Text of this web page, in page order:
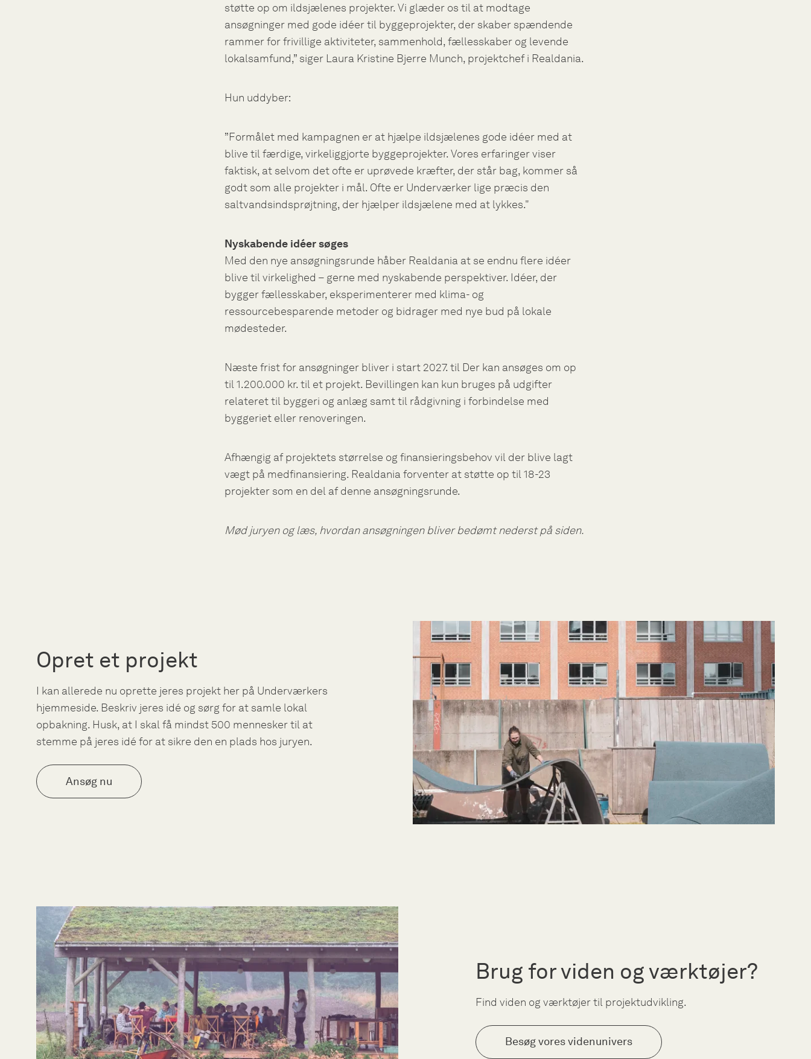
støtte op om ildsjælenes projekter. Vi glæder os til at modtage
ansøgninger med gode idéer til byggeprojekter, der skaber spændende
rammer for frivillige aktiviteter, sammenhold, fællesskaber og levende
lokalsamfund,” siger Laura Kristine Bjerre Munch, projektchef i Realdania.
Hun uddyber:
”Formålet med kampagnen er at hjælpe ildsjælenes gode idéer med at
blive til færdige, virkeliggjorte byggeprojekter. Vores erfaringer viser
faktisk, at selvom det ofte er uprøvede kræfter, der står bag, kommer så
godt som alle projekter i mål. Ofte er Underværker lige præcis den
saltvandsindsprøjtning, der hjælper ildsjælene med at lykkes."
Nyskabende idéer søges
Med den nye ansøgningsrunde håber Realdania at se endnu flere idéer
blive til virkelighed – gerne med nyskabende perspektiver. Idéer, der
bygger fællesskaber, eksperimenterer med klima- og
ressourcebesparende metoder og bidrager med nye bud på lokale
mødesteder.
Næste frist for ansøgninger bliver i start 2027. til Der kan ansøges om op
til 1.200.000 kr. til et projekt. Bevillingen kan kun bruges på udgifter
relateret til byggeri og anlæg samt til rådgivning i forbindelse med
byggeriet eller renoveringen.
Afhængig af projektets størrelse og finansieringsbehov vil der blive lagt
vægt på medfinansiering. Realdania forventer at støtte op til 18-23
projekter som en del af denne ansøgningsrunde.
Mød juryen og læs, hvordan ansøgningen bliver bedømt nederst på siden.
Opret et projekt
I kan allerede nu oprette jeres projekt her på Underværkers
hjemmeside. Beskriv jeres idé og sørg for at samle lokal
opbakning. Husk, at I skal få mindst 500 mennesker til at
stemme på jeres idé for at sikre den en plads hos juryen.
Ansøg nu
Brug for viden og værktøjer?
Find viden og værktøjer til projektudvikling.
Besøg vores videnunivers